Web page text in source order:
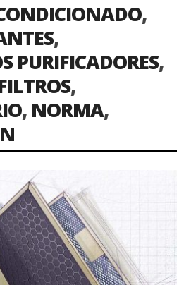
,
,
PURIFICADORES,
,
, NORMA,